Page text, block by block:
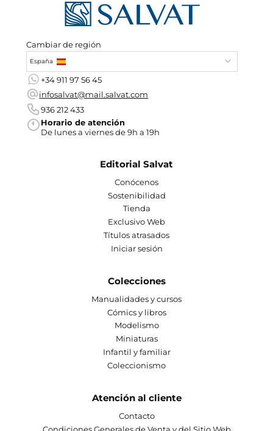
Cambiar de región
España
+34 911 97 56 45
infosalvat@mail.salvat.com
936 212 433
Horario de atención
De lunes a viernes de 9h a 19h
Editorial Salvat
Conócenos
Sostenibilidad
Tienda
Exclusivo Web
Títulos atrasados
Iniciar sesión
Colecciones
Manualidades y cursos
Cómics y libros
Modelismo
Miniaturas
Infantil y familiar
Coleccionismo
Atención al cliente
Contacto
Condiciones Generales de Venta y del Sitio Web